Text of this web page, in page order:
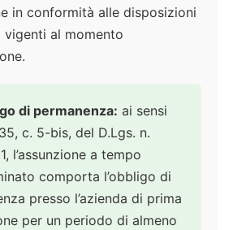
in conformità alle disposizioni
al momento
di permanenza: ai sensi
c. 5-bis, del D.Lgs. n.
l’assunzione a tempo
comporta l’obbligo di
presso l’azienda di prima
per un periodo di almeno